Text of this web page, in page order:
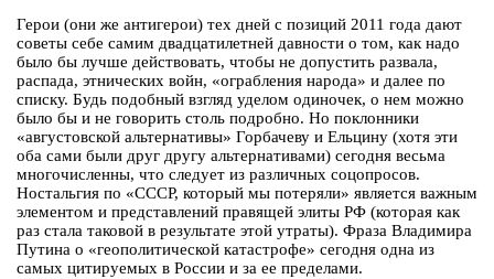
Герои (они же антигерои) тех дней с позиций 2011 года дают
советы себе самим двадцатилетней давности о том, как надо
было бы лучше действовать, чтобы не допустить развала,
распада, этнических войн, «ограбления народа» и далее по
списку. Будь подобный взгляд уделом одиночек, о нем можно
было бы и не говорить столь подробно. Но поклонники
«августовской альтернативы» Горбачеву и Ельцину (хотя эти
оба сами были друг другу альтернативами) сегодня весьма
многочисленны, что следует из различных соцопросов.
Ностальгия по «СССР, который мы потеряли» является важным
элементом и представлений правящей элиты РФ (которая как
раз стала таковой в результате этой утраты). Фраза Владимира
Путина о «геополитической катастрофе» сегодня одна из
самых цитируемых в России и за ее пределами.